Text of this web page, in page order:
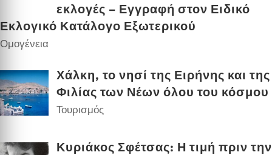
εκλογές – Εγγραφή στον Ειδικό
Εκλογικό Κατάλογο Εξωτερικού
Ομογένεια
Χάλκη, το νησί της Ειρήνης και της
Φιλίας των Νέων όλου του κόσμου
Τουρισμός
Κυριάκος Σφέτσας: Η τιμή πριν την